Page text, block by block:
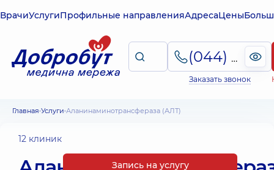
ВрачиУслугиПрофильные направленияАдресаЦены
(044) 495-2-888
Заказать звонок
Главная Услуги Аланинаминотрансфераза (АЛТ)
12 клиник
Запись на услугу